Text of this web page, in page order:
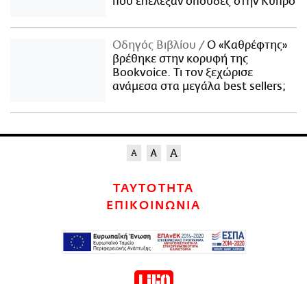
Οδηγός Βιβλίου
Ο «Καθρέφτης»
βρέθηκε στην κορυφή της
Bookvoice. Τι τον ξεχώρισε
ανάμεσα στα μεγάλα best sellers;
ΤΑΥΤΟΤΗΤΑ
ΕΠΙΚΟΙΝΩΝΙΑ